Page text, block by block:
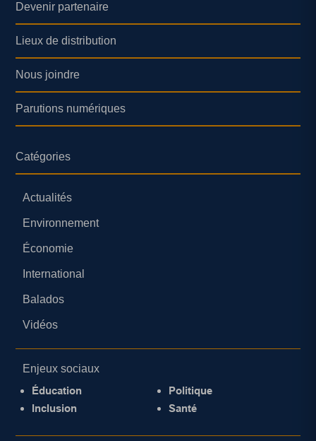
Devenir partenaire
Lieux de distribution
Nous joindre
Parutions numériques
Catégories
Actualités
Environnement
Économie
International
Balados
Vidéos
Enjeux sociaux
Éducation
Inclusion
Politique
Santé